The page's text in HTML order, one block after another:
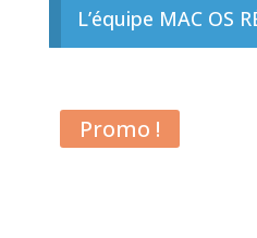
L’équipe MAC OS
Promo !